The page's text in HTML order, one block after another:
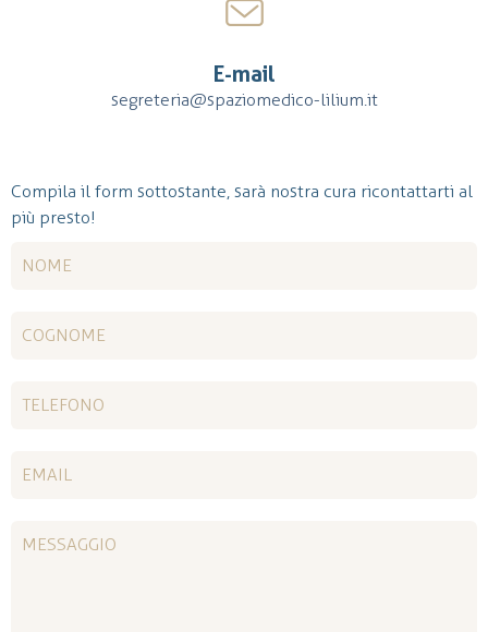
E-mail
segreteria@spaziomedico-lilium.it
Compila il form sottostante, sarà nostra cura ricontattarti al
più presto!